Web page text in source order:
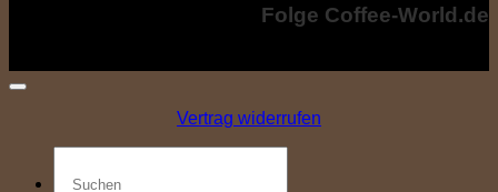
Folge Coffee-World.de
Vertrag widerrufen
nach: